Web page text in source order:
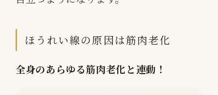
ほうれい線の原因は筋肉老化
全身のあらゆる筋肉老化と連動！